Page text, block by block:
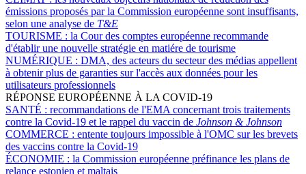
émissions proposés par la Commission européenne sont insuffisants,
selon une analyse de T&E
TOURISME : la Cour des comptes européenne recommande
d'établir une nouvelle stratégie en matiére de tourisme
NUMÉRIQUE : DMA, des acteurs du secteur des médias appellent
à obtenir plus de garanties sur l'accès aux données pour les
utilisateurs professionnels
RÉPONSE EUROPÉENNE À LA COVID-19
SANTÉ : recommandations de l'EMA concernant trois traitements
contre la Covid-19 et le rappel du vaccin de Johnson & Johnson
COMMERCE : entente toujours impossible à l'OMC sur les brevets
des vaccins contre la Covid-19
ÉCONOMIE : la Commission européenne préfinance les plans de
relance estonien et maltais